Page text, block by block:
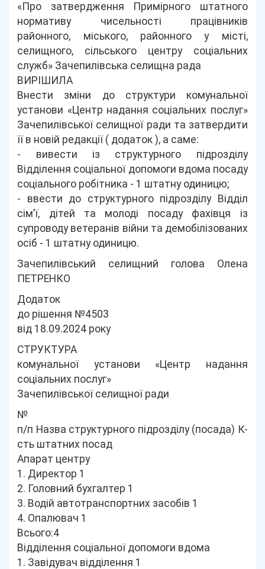
«Про затвердження Примірного штатного
нормативу чисельності працівників
районного, міського, районного у місті,
селищного, сільського центру соціальних
служб» Зачепилівська селищна рада
ВИРІШИЛА
Внести зміни до структури комунальної
установи «Центр надання соціальних послуг»
Зачепилівської селищної ради та затвердити
її в новій редакції ( додаток ), а саме:
- вивести із структурного підрозділу
Відділення соціальної допомоги вдома посаду
соціального робітника - 1 штатну одиницю;
- ввести до структурного підрозділу Відділ
сім’ї, дітей та молоді посаду фахівця із
супроводу ветеранів війни та демобілізованих
осіб - 1 штатну одиницю.
Зачепилівський селищний голова Олена
ПЕТРЕНКО
Додаток
до рішення №4503
від 18.09.2024 року
СТРУКТУРА
комунальної установи «Центр надання
соціальних послуг»
Зачепилівської селищної ради
№
п/п Назва структурного підрозділу (посада) К-
сть штатних посад
Апарат центру
1. Директор 1
2. Головний бухгалтер 1
3. Водій автотранспортних засобів 1
4. Опалювач 1
Всього:4
Відділення соціальної допомоги вдома
1. Завідувач відділення 1